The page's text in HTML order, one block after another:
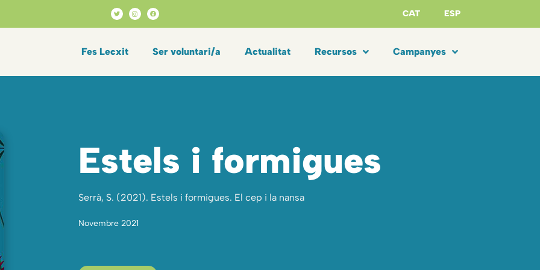
CAT ESP
Fes Lecxit Ser voluntari/a Actualitat Recursos Campanyes
Estels i formigues
Serrà, S. (2021). Estels i formigues. El cep i la nansa
Novembre 2021